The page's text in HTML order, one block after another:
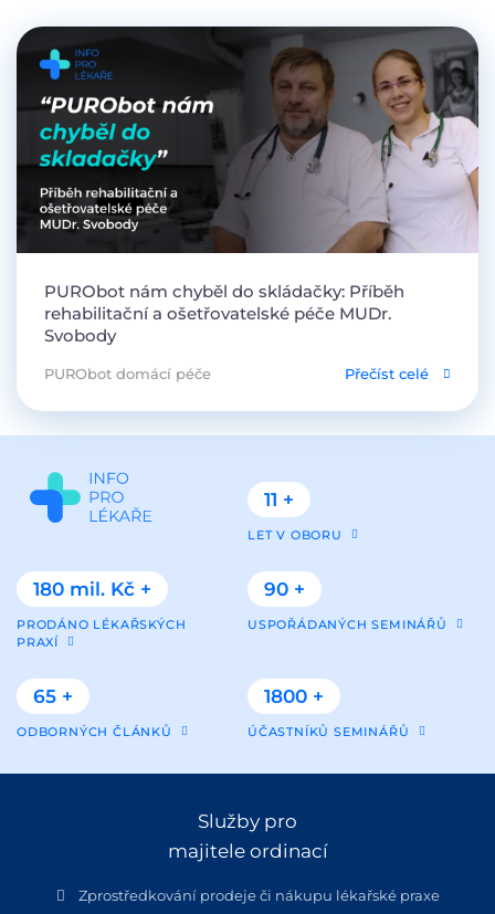
PURObot nám chyběl do skládačky: Příběh
rehabilitační a ošetřovatelské péče MUDr.
Svobody
PURObot domácí péče Přečíst celé
11 +
LET V OBORU
180 mil. Kč +
PRODÁNO LÉKAŘSKÝCH
PRAXÍ
90 +
USPOŘÁDANÝCH SEMINÁŘŮ
65 +
ODBORNÝCH ČLÁNKŮ
1800 +
ÚČASTNÍKŮ SEMINÁŘŮ
Služby pro
majitele ordinací
Zprostředkování prodeje či nákupu lékařské praxe